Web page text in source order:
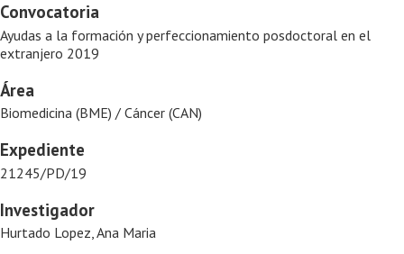
Convocatoria
Ayudas a la formación y perfeccionamiento posdoctoral en el
extranjero 2019
Área
Biomedicina (BME) / Cáncer (CAN)
Expediente
21245/PD/19
Investigador
Hurtado Lopez, Ana Maria